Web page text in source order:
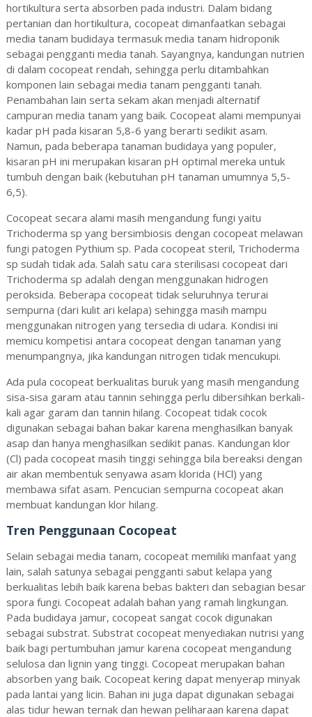
hortikultura serta absorben pada industri. Dalam bidang
pertanian dan hortikultura, cocopeat dimanfaatkan sebagai
media tanam budidaya termasuk media tanam hidroponik
sebagai pengganti media tanah. Sayangnya, kandungan nutrien
di dalam cocopeat rendah, sehingga perlu ditambahkan
komponen lain sebagai media tanam pengganti tanah.
Penambahan lain serta sekam akan menjadi alternatif
campuran media tanam yang baik. Cocopeat alami mempunyai
kadar pH pada kisaran 5,8-6 yang berarti sedikit asam.
Namun, pada beberapa tanaman budidaya yang populer,
kisaran pH ini merupakan kisaran pH optimal mereka untuk
tumbuh dengan baik (kebutuhan pH tanaman umumnya 5,5-
6,5).
Cocopeat secara alami masih mengandung fungi yaitu
Trichoderma sp yang bersimbiosis dengan cocopeat melawan
fungi patogen Pythium sp. Pada cocopeat steril, Trichoderma
sp sudah tidak ada. Salah satu cara sterilisasi cocopeat dari
Trichoderma sp adalah dengan menggunakan hidrogen
peroksida. Beberapa cocopeat tidak seluruhnya terurai
sempurna (dari kulit ari kelapa) sehingga masih mampu
menggunakan nitrogen yang tersedia di udara. Kondisi ini
memicu kompetisi antara cocopeat dengan tanaman yang
menumpangnya, jika kandungan nitrogen tidak mencukupi.
Ada pula cocopeat berkualitas buruk yang masih mengandung
sisa-sisa garam atau tannin sehingga perlu dibersihkan berkali-
kali agar garam dan tannin hilang. Cocopeat tidak cocok
digunakan sebagai bahan bakar karena menghasilkan banyak
asap dan hanya menghasilkan sedikit panas. Kandungan klor
(Cl) pada cocopeat masih tinggi sehingga bila bereaksi dengan
air akan membentuk senyawa asam klorida (HCl) yang
membawa sifat asam. Pencucian sempurna cocopeat akan
membuat kandungan klor hilang.
Tren Penggunaan Cocopeat
Selain sebagai media tanam, cocopeat memiliki manfaat yang
lain, salah satunya sebagai pengganti sabut kelapa yang
berkualitas lebih baik karena bebas bakteri dan sebagian besar
spora fungi. Cocopeat adalah bahan yang ramah lingkungan.
Pada budidaya jamur, cocopeat sangat cocok digunakan
sebagai substrat. Substrat cocopeat menyediakan nutrisi yang
baik bagi pertumbuhan jamur karena cocopeat mengandung
selulosa dan lignin yang tinggi. Cocopeat merupakan bahan
absorben yang baik. Cocopeat kering dapat menyerap minyak
pada lantai yang licin. Bahan ini juga dapat digunakan sebagai
alas tidur hewan ternak dan hewan peliharaan karena dapat